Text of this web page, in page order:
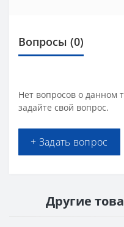
Вопросы (0)
Нет вопросов о данном
задайте свой вопрос.
+ Задать вопрос
Другие